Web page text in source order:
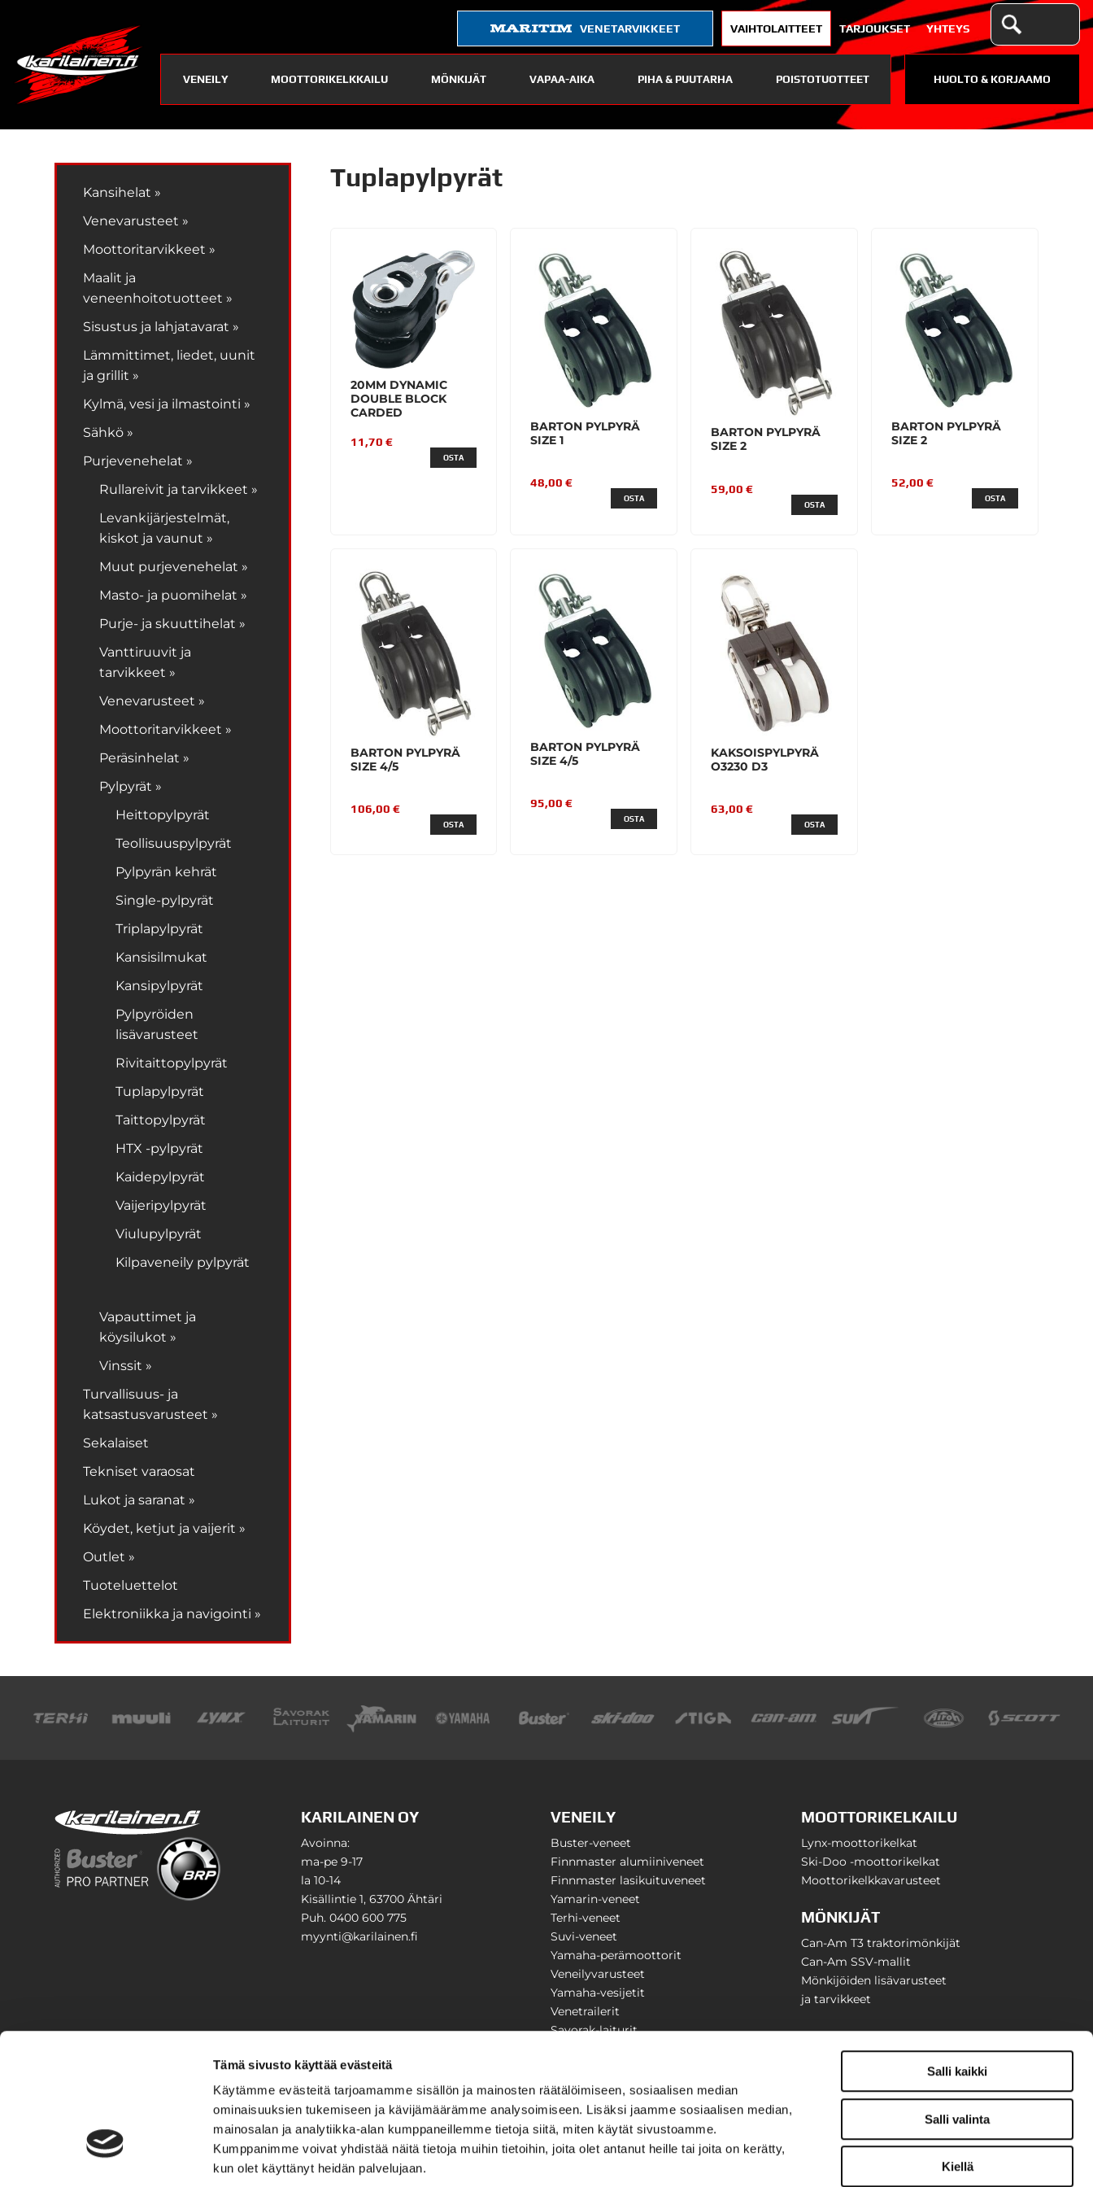
Tämä sivusto käyttää evästeitä
Käytämme evästeitä tarjoamamme sisällön ja mainosten räätälöimiseen, sosiaalisen median
ominaisuuksien tukemiseen ja kävijämäärämme analysoimiseen. Lisäksi jaamme sosiaalisen median,
mainosalan ja analytiikka-alan kumppaneillemme tietoja siitä, miten käytät sivustoamme.
Kumppanimme voivat yhdistää näitä tietoja muihin tietoihin, joita olet antanut heille tai joita on kerätty,
kun olet käyttänyt heidän palvelujaan.
Salli kaikki
Salli valinta
Kiellä
VENETARVIKKEET VAIHTOLAITTEET TARJOUKSET YHTEYS
VENEILY MOOTTORIKELKKAILU MÖNKIJÄT VAPAA-AIKA PIHA & PUUTARHA POISTOTUOTTEET HUOLTO & KORJAAMO
Kansihelat »
Venevarusteet »
Moottoritarvikkeet »
Maalit ja
veneenhoitotuotteet »
Sisustus ja lahjatavarat »
Lämmittimet, liedet, uunit
ja grillit »
Kylmä, vesi ja ilmastointi »
Sähkö »
Purjevenehelat »
Rullareivit ja tarvikkeet »
Levankijärjestelmät,
kiskot ja vaunut »
Muut purjevenehelat »
Masto- ja puomihelat »
Purje- ja skuuttihelat »
Vanttiruuvit ja
tarvikkeet »
Venevarusteet »
Moottoritarvikkeet »
Peräsinhelat »
Pylpyrät »
Heittopylpyrät
Teollisuuspylpyrät
Pylpyrän kehrät
Single-pylpyrät
Triplapylpyrät
Kansisilmukat
Kansipylpyrät
Pylpyröiden
lisävarusteet
Rivitaittopylpyrät
Tuplapylpyrät
Taittopylpyrät
HTX -pylpyrät
Kaidepylpyrät
Vaijeripylpyrät
Viulupylpyrät
Kilpaveneily pylpyrät
Vapauttimet ja
köysilukot »
Vinssit »
Turvallisuus- ja
katsastusvarusteet »
Sekalaiset
Tekniset varaosat
Lukot ja saranat »
Köydet, ketjut ja vaijerit »
Outlet »
Tuoteluettelot
Elektroniikka ja navigointi »
Tuplapylpyrät
20MM DYNAMIC
DOUBLE BLOCK
CARDED
11,70 €
OSTA
BARTON PYLPYRÄ
SIZE 1
48,00 €
OSTA
BARTON PYLPYRÄ
SIZE 2
59,00 €
OSTA
BARTON PYLPYRÄ
SIZE 2
52,00 €
OSTA
BARTON PYLPYRÄ
SIZE 4/5
106,00 €
OSTA
BARTON PYLPYRÄ
SIZE 4/5
95,00 €
OSTA
KAKSOISPYLPYRÄ
O3230 D3
63,00 €
OSTA
KARILAINEN OY
Avoinna:
ma-pe 9-17
la 10-14
Kisällintie 1, 63700 Ähtäri
Puh. 0400 600 775
myynti@karilainen.fi
VENEILY
Buster-veneet
Finnmaster alumiiniveneet
Finnmaster lasikuituveneet
Yamarin-veneet
Terhi-veneet
Suvi-veneet
Yamaha-perämoottorit
Veneilyvarusteet
Yamaha-vesijetit
Venetrailerit
Savorak-laiturit
MOOTTORIKELKAILU
Lynx-moottorikelkat
Ski-Doo -moottorikelkat
Moottorikelkkavarusteet
MÖNKIJÄT
Can-Am T3 traktorimönkijät
Can-Am SSV-mallit
Mönkijöiden lisävarusteet
ja tarvikkeet
PIHA & PUUTARHA
Stiga
VAIHTOLAITTEET
Veneet
Kelkat ja mönkijät
Yritysesittely
Yhteystiedot
Huolto ja korjaamo
Ajankohtaista